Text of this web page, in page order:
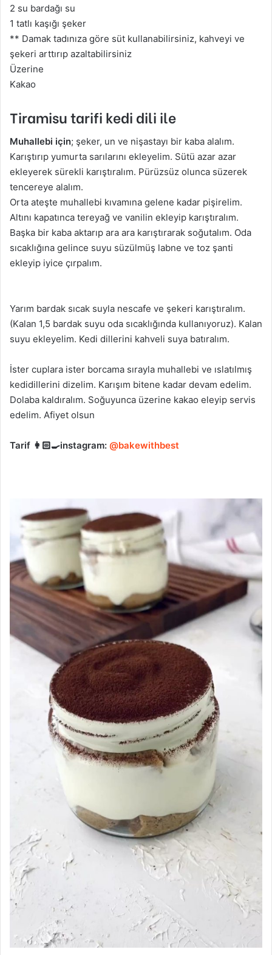
2 su bardağı su
1 tatlı kaşığı şeker
** Damak tadınıza göre süt kullanabilirsiniz, kahveyi ve
şekeri arttırıp azaltabilirsiniz
Üzerine
Kakao
Tiramisu tarifi kedi dili ile
Muhallebi için; şeker, un ve nişastayı bir kaba alalım.
Karıştırıp yumurta sarılarını ekleyelim. Sütü azar azar
ekleyerek sürekli karıştıralım. Pürüzsüz olunca süzerek
tencereye alalım.
Orta ateşte muhallebi kıvamına gelene kadar pişirelim.
Altını kapatınca tereyağ ve vanilin ekleyip karıştıralım.
Başka bir kaba aktarıp ara ara karıştırarak soğutalım. Oda
sıcaklığına gelince suyu süzülmüş labne ve toz şanti
ekleyip iyice çırpalım.
Yarım bardak sıcak suyla nescafe ve şekeri karıştıralım.
(Kalan 1,5 bardak suyu oda sıcaklığında kullanıyoruz). Kalan
suyu ekleyelim. Kedi dillerini kahveli suya batıralım.
İster cuplara ister borcama sırayla muhallebi ve ıslatılmış
kedidillerini dizelim. Karışım bitene kadar devam edelim.
Dolaba kaldıralım. Soğuyunca üzerine kakao eleyip servis
edelim. Afiyet olsun
Tarif 👩🏻‍🍳instagram: @bakewithbest